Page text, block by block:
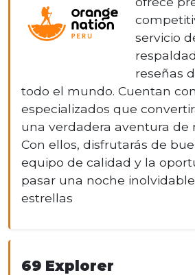
servicio
reseñas
todo el mundo. Cuentan
especializados que
una verdadera aventura de
Con ellos, disfrutarás de
equipo de calidad y la
pasar una noche
estrellas
69 Explorer